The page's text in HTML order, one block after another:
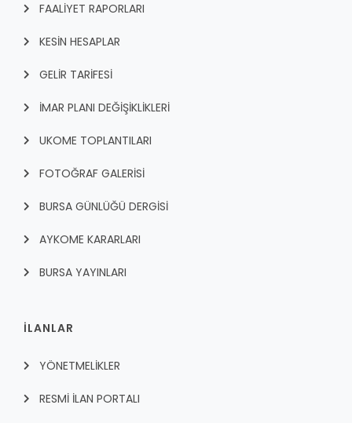
FAALİYET RAPORLARI
KESİN HESAPLAR
GELİR TARİFESİ
İMAR PLANI DEĞİŞİKLİKLERİ
UKOME TOPLANTILARI
FOTOĞRAF GALERİSİ
BURSA GÜNLÜĞÜ DERGİSİ
AYKOME KARARLARI
BURSA YAYINLARI
İLANLAR
YÖNETMELİKLER
RESMİ İLAN PORTALI